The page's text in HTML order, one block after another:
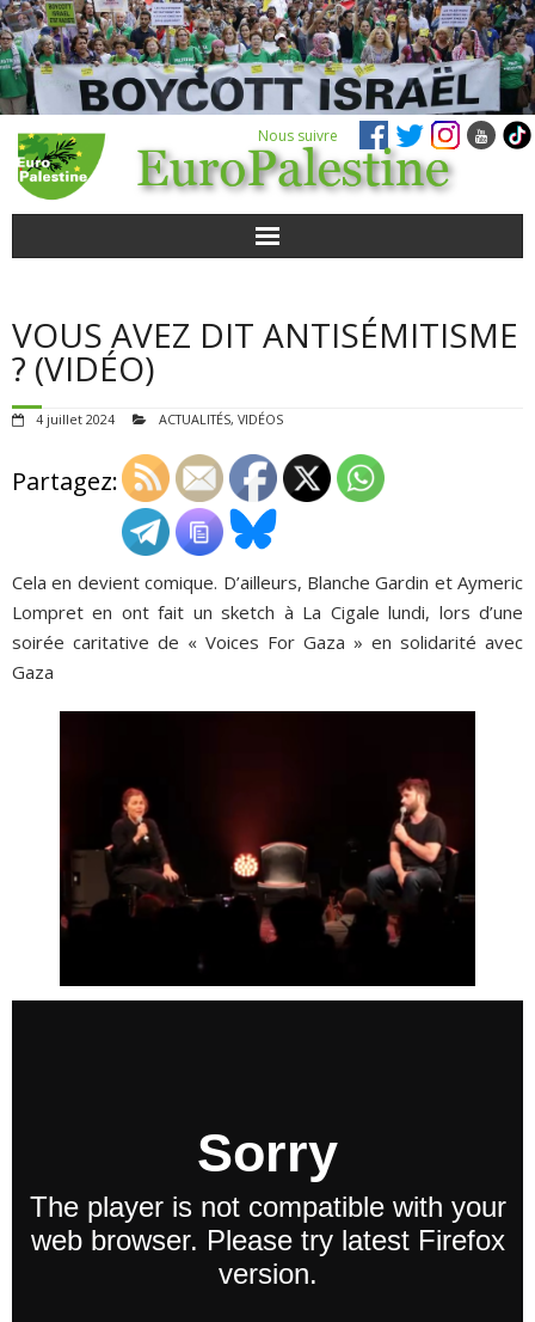
Nous suivre
POUR AGIR
QUI SOMMES-NOUS ?
ADHÉSIONS, DONS, CONTACT
VOUS AVEZ DIT ANTISÉMITISME
? (VIDÉO)
4 juillet 2024 ACTUALITÉS, VIDÉOS
Partagez:
Cela en devient comique. D’ailleurs, Blanche Gardin et Aymeric
Lompret en ont fait un sketch à La Cigale lundi, lors d’une
soirée caritative de « Voices For Gaza » en solidarité avec
Gaza